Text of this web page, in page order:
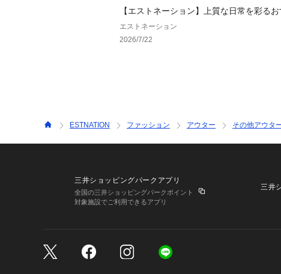
【エストネーション】上質な日常を彩るお
めアイテムのご紹介
エストネーション
2026/7/22
ESTNATION ファッション アウター その他アウタ
三井ショッピングパークアプリ
全国の三井ショッピングパークポイント
対象施設でご利用できるアプリ
三井